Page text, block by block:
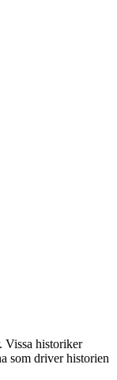
Vissa historiker
som driver historien